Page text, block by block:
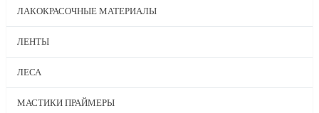
ЛАКОКРАСОЧНЫЕ МАТЕРИАЛЫ
ЛЕНТЫ
ЛЕСА
МАСТИКИ ПРАЙМЕРЫ